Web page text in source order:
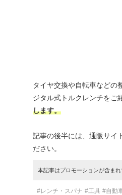
タイヤ交換や自転車などの
ジタル式トルクレンチをご
します。
記事の後半には、通販サイ
ださい。
本記事はプロモーションが含ま
#レンチ・スパナ #工具 #自動